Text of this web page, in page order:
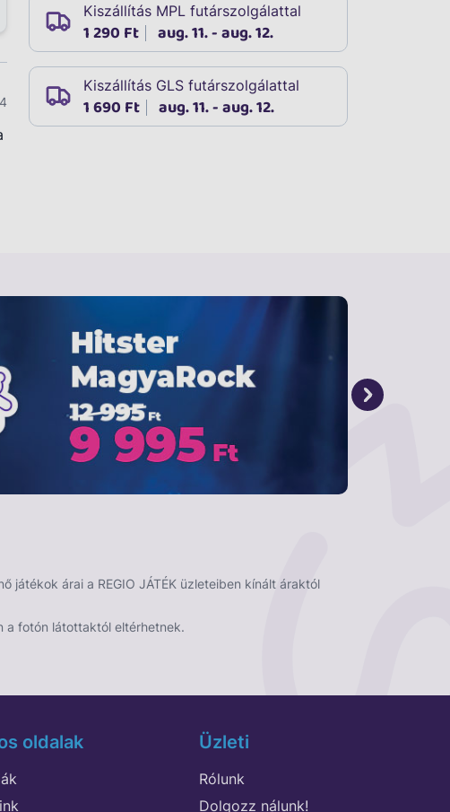
Kiszállítás MPL futárszolgálattal
1 290 Ft aug. 11. - aug. 12.
Kiszállítás GLS futárszolgálattal
1 690 Ft aug. 11. - aug. 12.
játékok árai a REGIO JÁTÉK üzleteiben kínált áraktól
a fotón látottaktól eltérhetnek.
oldalak Üzleti
Rólunk
Dolgozz nálunk!